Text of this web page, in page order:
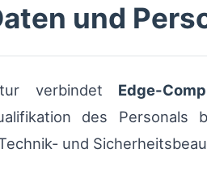
und
verbindet Edge-
des
und